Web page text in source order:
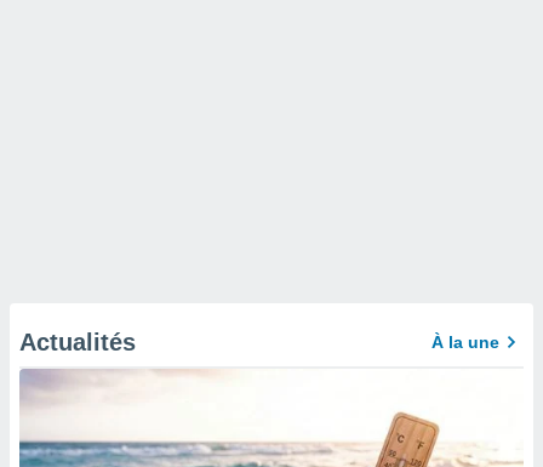
Actualités À la une